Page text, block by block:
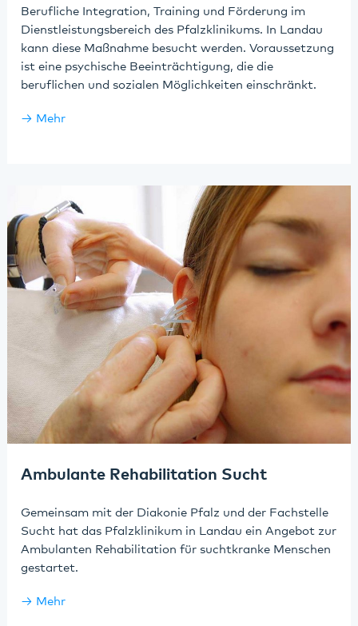
Berufliche Integration, Training und Förderung im
Dienstleistungsbereich des Pfalzklinikums. In Landau
kann diese Maßnahme besucht werden. Voraussetzung
ist eine psychische Beeinträchtigung, die die
beruflichen und sozialen Möglichkeiten einschränkt.
Mehr
Ambulante Rehabilitation Sucht
Gemeinsam mit der Diakonie Pfalz und der Fachstelle
Sucht hat das Pfalzklinikum in Landau ein Angebot zur
Ambulanten Rehabilitation für suchtkranke Menschen
gestartet.
Mehr